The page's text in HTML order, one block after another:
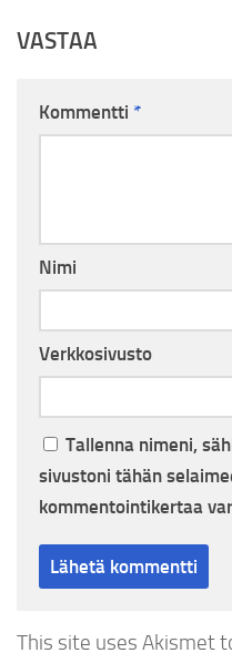
VASTAA
Kommentti *
Nimi
Verkkosivusto
Tallenna nimeni,
sivustoni tähän
kommentointikertaa
This site uses Akismet